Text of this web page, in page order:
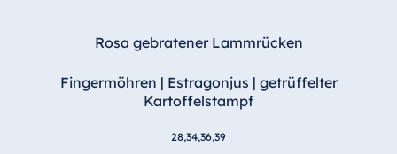
Rosa gebratener Lammrücken
Fingermöhren | Estragonjus | getrüffelter
Kartoffelstampf
28,34,36,39